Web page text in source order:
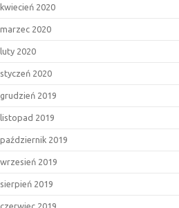
kwiecień 2020
marzec 2020
luty 2020
styczeń 2020
grudzień 2019
listopad 2019
październik 2019
wrzesień 2019
sierpień 2019
czerwiec 2019